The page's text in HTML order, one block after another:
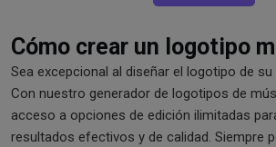
Cómo crear un logotipo
Sea excepcional al diseñar el logotipo de
Con nuestro generador de logotipos de
acceso a opciones de edición ilimitadas
resultados efectivos y de calidad. Siempre